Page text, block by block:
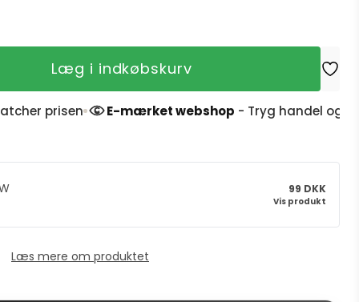
Læg i indkøbskurv
prisen E-mærket webshop- Tryg handel og 4,9
99 DKK
Vis produkt
Læs mere om produktet